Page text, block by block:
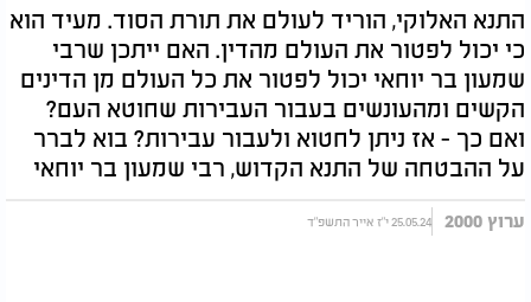
התנא האלוקי, הוריד לעולם את תורת הסוד. מעיד הוא
כי יכול לפטור את העולם מהדין. האם ייתכן שרבי
שמעון בר יוחאי יכול לפטור את כל העולם מן הדינים
הקשים ומהעונשים בעבור העבירות שחוטא העם?
ואם כך - אז ניתן לחטוא ולעבור עבירות? בוא לברר
על ההבטחה של התנא הקדוש, רבי שמעון בר יוחאי
ערוץ 2000 25.05.24 י"ז אייר התשפ"ד